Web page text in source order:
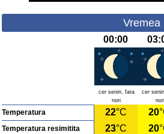
Vremea
00:00
cer senin, fara
nori
cer
nori
Temperatura 22°C 20
Temperatura resimitita 23°C 20